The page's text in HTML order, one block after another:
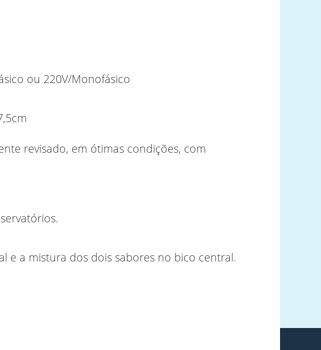
ou 220V/Monofásico
revisado, em ótimas condições, com
e a mistura dos dois sabores no bico central.